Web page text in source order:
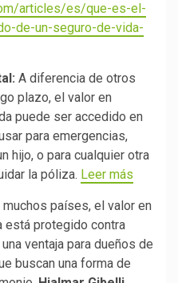
articles/es/que-es-el-
de-un-seguro-de-vida-
A diferencia de otros
plazo, el valor en
puede ser accedido en
para emergencias,
hijo, o para cualquier otra
la póliza. Leer más
muchos países, el valor en
protegido contra
ventaja para dueños de
buscan una forma de